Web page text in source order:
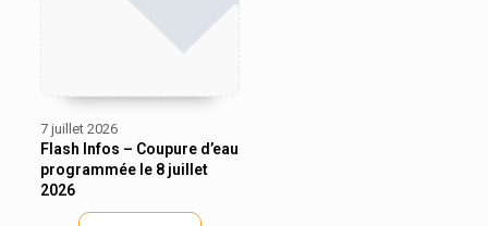
7 juillet 2026
Flash Infos – Coupure d’eau
programmée le 8 juillet
2026